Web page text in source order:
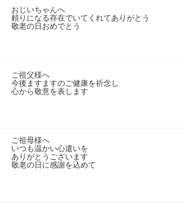
おじいちゃんへ
頼りになる存在でいてくれてありがとう
敬老の日おめでとう
ご祖父様へ
今後ますますのご健康を祈念し
心から敬意を表します
ご祖母様へ
いつも温かい心遣いを
ありがとうございます
敬老の日に感謝を込めて